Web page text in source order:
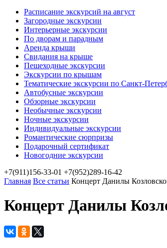
Расписание экскурсий на август
Загородные экскурсии
Интерьерные экскурсии
По дворам и парадным
Аренда крыши
Свидания на крыше
Пешеходные экскурсии
Экскурсии по крышам
Тематические экскурсии по Санкт-
Автобусные экскурсии
Обзорные экскурсии
Необычные экскурсии
Ночные экскурсии
Индивидуальные экскурсии
Романтические сюрпризы
Подарочный сертификат
Новогодние экскурсии
+7(911)156-33-01 +7(952)289-16-42
Главная Все статьи Концерт Данилы
Концерт Данилы